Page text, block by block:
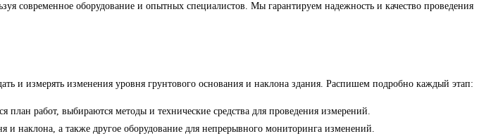
оборудование и опытных специалистов. Мы гарантируем надежность и качество проведения
и измерять изменения уровня грунтового основания и наклона здания. Распишем подробно каждый этап:
план работ, выбираются методы и технические средства для проведения измерений.
и наклона, а также другое оборудование для непрерывного мониторинга изменений.